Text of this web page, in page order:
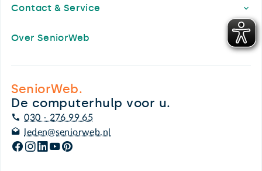
Contact & Service
Over SeniorWeb
SeniorWeb.
De computerhulp voor u.
030 - 276 99 65
leden@seniorweb.nl